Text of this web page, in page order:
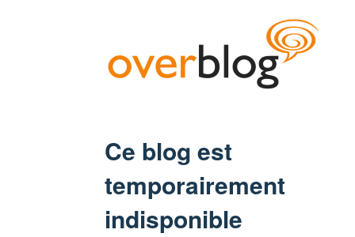
Ce blog est
temporairement
indisponible